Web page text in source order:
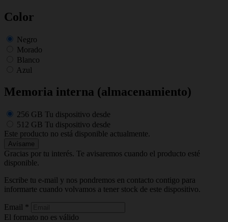
Color
Negro
Morado
Blanco
Azul
Memoria interna (almacenamiento)
256 GB Tu dispositivo desde
512 GB Tu dispositivo desde
Este producto no está disponible actualmente.
Avísame
Gracias por tu interés. Te avisaremos cuando el producto esté
disponible.
Escribe tu e-mail y nos pondremos en contacto contigo para
informarte cuando volvamos a tener stock de este dispositivo.
Email *
El formato no es válido